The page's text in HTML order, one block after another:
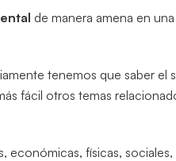
de manera amena en
tenemos que saber
fácil otros temas
económicas, físicas,